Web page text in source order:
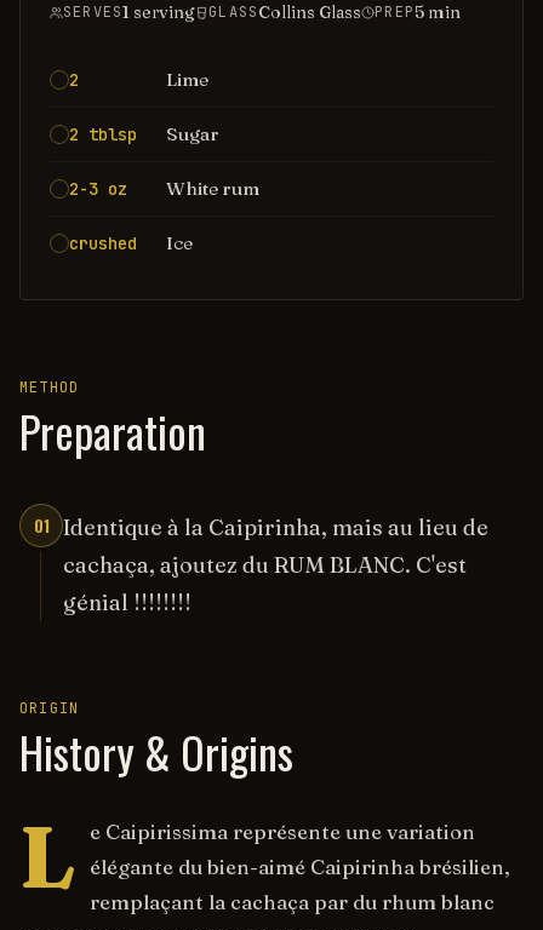
SERVES1 serving GLASSCollins Glass PREP5 min
2 Lime
2 tblsp Sugar
2-3 oz White rum
crushed Ice
METHOD
Preparation
01 Identique à la Caipirinha, mais au lieu de
cachaça, ajoutez du RUM BLANC. C'est
génial !!!!!!!!
ORIGIN
History & Origins
L
e Caipirissima représente une variation
élégante du bien-aimé Caipirinha brésilien,
remplaçant la cachaça par du rhum blanc